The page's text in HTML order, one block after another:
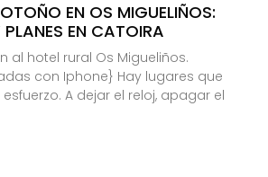
EN OS MIGUELIÑOS:
EN CATOIRA
al hotel rural Os Migueliños.
con Iphone} Hay lugares que
A dejar el reloj, apagar el